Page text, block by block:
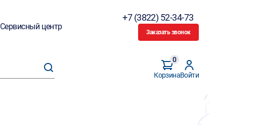
Сервисный центр
+7 (3822) 52-34-73
Заказать звонок
Корзина
0
Войти